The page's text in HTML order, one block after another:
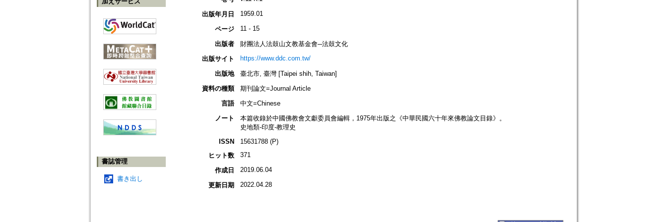
書誌管理
書き出し
出版年月日 1959.01
ページ 11 - 15
出版者
財團法人法鼓山文教基金會─法鼓文化
出版サイト
https://www.ddc.com.tw/
出版地
臺北市, 臺灣 [Taipei shih, Taiwan]
資料の種類
期刊論文=Journal Article
言語
中文=Chinese
ノート
本篇收錄於中國佛教會文獻委員會編輯，1975年出版之《中華民國六十年來佛教論文目錄》。
史地類-印度-教理史
ISSN
15631788 (P)
ヒット数
371
作成日 2019.06.04
更新日期 2022.04.28